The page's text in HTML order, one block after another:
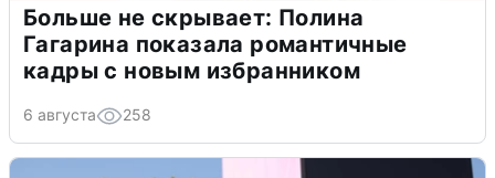
Больше не скрывает: Полина
Гагарина показала романтичные
кадры с новым избранником
6 августа 258